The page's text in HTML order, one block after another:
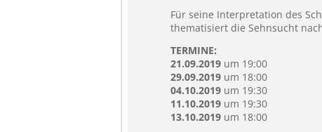
Für seine Interpretation des
thematisiert die Sehnsucht
TERMINE:
21.09.2019 um 19:00
29.09.2019 um 18:00
04.10.2019 um 19:30
11.10.2019 um 19:30
13.10.2019 um 18:00